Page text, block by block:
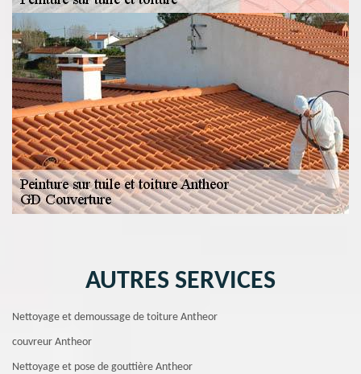
AUTRES SERVICES
Nettoyage et demoussage de toiture Antheor
couvreur Antheor
Nettoyage et pose de gouttière Antheor